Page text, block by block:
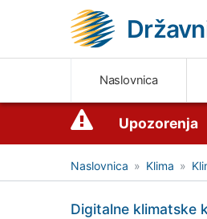
Naslovnica
Upozorenja
Naslovnica Klima
Digitalne klimatske